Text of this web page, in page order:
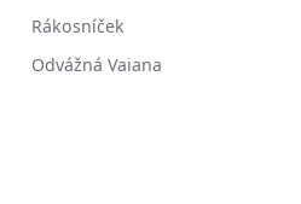
Rákosníček
Odvážná Vaiana